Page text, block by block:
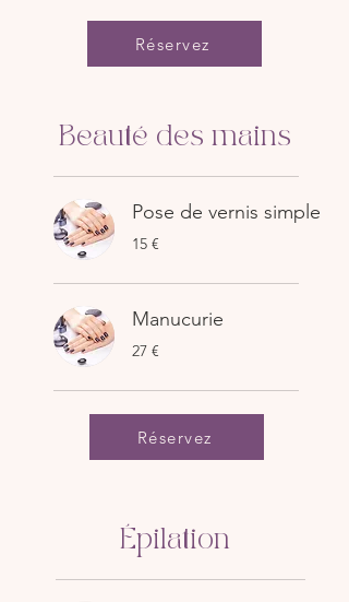
Réservez
Beauté des mains
Pose de vernis simple
15
euros
15 €
Manucurie
27
euros
27 €
Réservez
Épilation